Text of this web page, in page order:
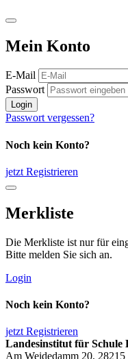
Mein Konto
E-Mail
Passwort
Login
Passwort vergessen?
Noch kein Konto?
jetzt Registrieren
Merkliste
Die Merkliste ist nur für
Bitte melden Sie sich an.
Login
Noch kein Konto?
jetzt Registrieren
Landesinstitut für Schule
Am Weidedamm 20, 28215